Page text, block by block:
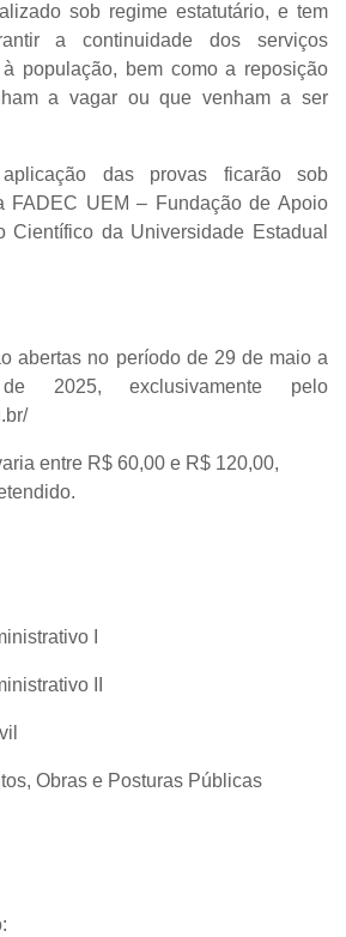
sob regime estatutário, e tem
a continuidade dos serviços
população, bem como a reposição
a vagar ou que venham a ser
das provas ficarão sob
FADEC UEM – Fundação de Apoio
Científico da Universidade Estadual
abertas no período de 29 de maio a
2025, exclusivamente pelo
entre R$ 60,00 e R$ 120,00,
I
II
Obras e Posturas Públicas